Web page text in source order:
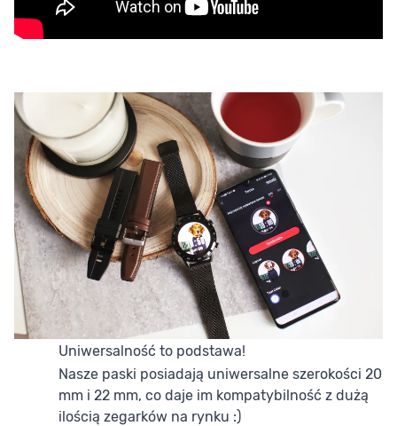
Uniwersalność to podstawa!
Nasze paski posiadają uniwersalne szerokości 20
mm i 22 mm, co daje im kompatybilność z dużą
ilością zegarków na rynku :)